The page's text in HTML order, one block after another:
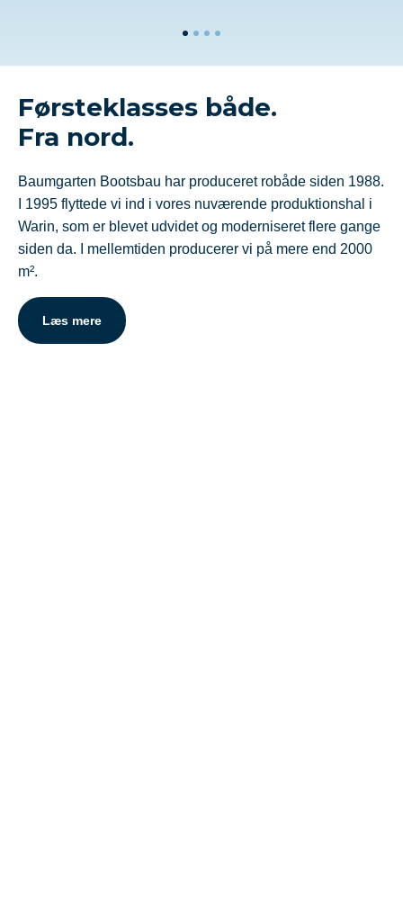
Førsteklasses både.
Fra nord.
Baumgarten Bootsbau har produceret robåde siden 1988.
I 1995 flyttede vi ind i vores nuværende produktionshal i
Warin, som er blevet udvidet og moderniseret flere gange
siden da. I mellemtiden producerer vi på mere end 2000
m².
Læs mere